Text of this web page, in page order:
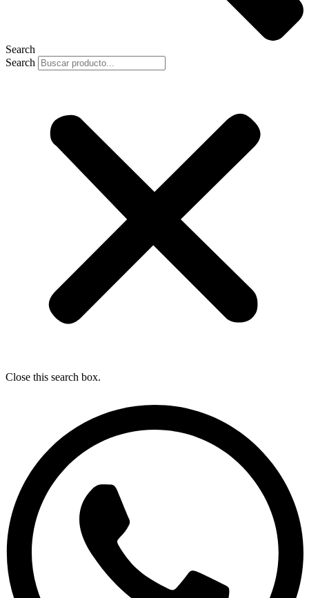
Search
Search
Close this search box.